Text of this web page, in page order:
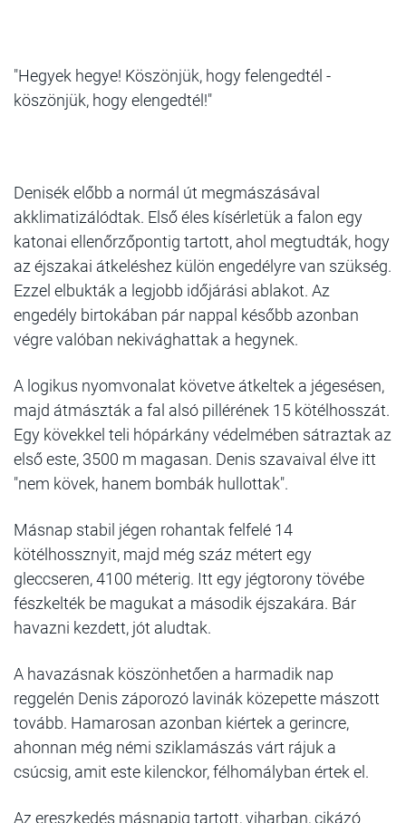
"Hegyek hegye! Köszönjük, hogy felengedtél -
köszönjük, hogy elengedtél!"
Denisék előbb a normál út megmászásával
akklimatizálódtak. Első éles kísérletük a falon egy
katonai ellenőrzőpontig tartott, ahol megtudták, hogy
az éjszakai átkeléshez külön engedélyre van szükség.
Ezzel elbukták a legjobb időjárási ablakot. Az
engedély birtokában pár nappal később azonban
végre valóban nekivághattak a hegynek.
A logikus nyomvonalat követve átkeltek a jégesésen,
majd átmászták a fal alsó pillérének 15 kötélhosszát.
Egy kövekkel teli hópárkány védelmében sátraztak az
első este, 3500 m magasan. Denis szavaival élve itt
"nem kövek, hanem bombák hullottak".
Másnap stabil jégen rohantak felfelé 14
kötélhossznyit, majd még száz métert egy
gleccseren, 4100 méterig. Itt egy jégtorony tövébe
fészkelték be magukat a második éjszakára. Bár
havazni kezdett, jót aludtak.
A havazásnak köszönhetően a harmadik nap
reggelén Denis záporozó lavinák közepette mászott
tovább. Hamarosan azonban kiértek a gerincre,
ahonnan még némi sziklamászás várt rájuk a
csúcsig, amit este kilenckor, félhomályban értek el.
Az ereszkedés másnapig tartott, viharban, cikázó